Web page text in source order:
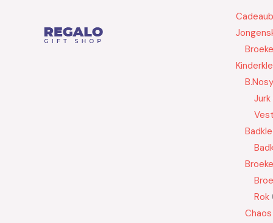
B.Nosy
Jurk
Vest
Rok